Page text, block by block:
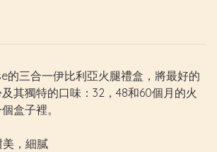
的三合一伊比利亞火腿禮盒，將最好的
其獨特的口味：32，48和60個月的火
盒子裡。
，細膩